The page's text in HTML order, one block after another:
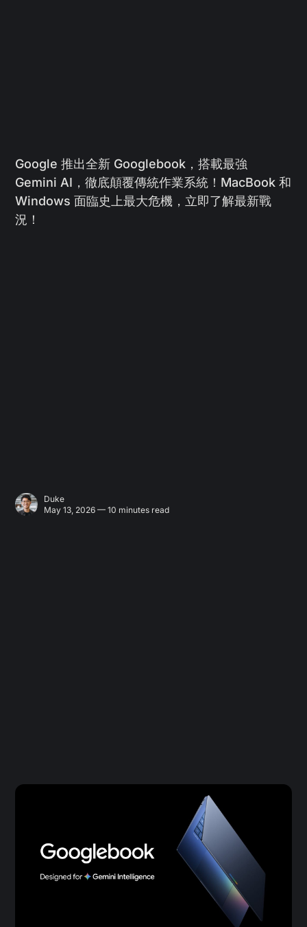
Google 推出全新 Googlebook，搭載最強
Gemini AI，徹底顛覆傳統作業系統！MacBook 和
Windows 面臨史上最大危機，立即了解最新戰
況！
Duke
May 13, 2026 — 10 minutes read